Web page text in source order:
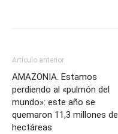
Artículo anterior
AMAZONIA. Estamos
perdiendo al «pulmón del
mundo»: este año se
quemaron 11,3 millones de
hectáreas